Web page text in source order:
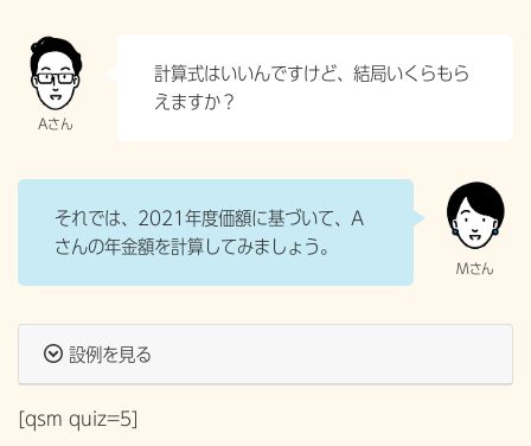
計算式はいいんですけど、結局いくらもら
えますか？
それでは、 2021年度価額に基づいて、A
さんの年金額を計算してみましょう。
設例を見る
[qsm quiz=5]